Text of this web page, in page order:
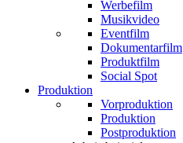
Werbefilm
Musikvideo
Eventfilm
Dokumentarfilm
Produktfilm
Social Spot
Produktion
Vorproduktion
Produktion
Postproduktion